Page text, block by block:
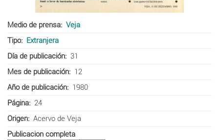
Medio de prensa
Veja
Tipo
Extranjera
Día de publicación
31
Mes de publicación
12
Año de publicación
1980
Página
24
Origen
Acervo de Veja
Publicacion completa